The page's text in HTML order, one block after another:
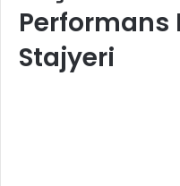
Performans
Stajyeri